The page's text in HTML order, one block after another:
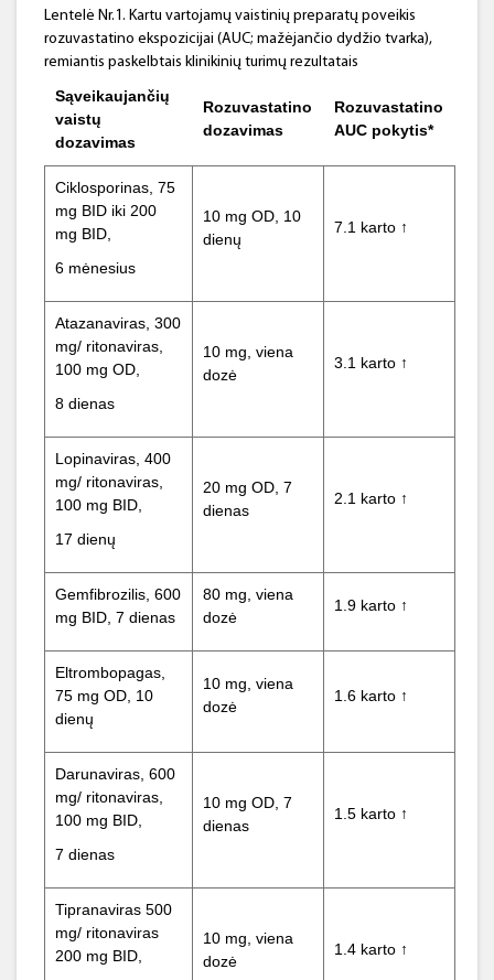
Lentelė Nr.1. Kartu vartojamų vaistinių preparatų poveikis
rozuvastatino ekspozicijai (AUC; mažėjančio dydžio tvarka),
remiantis paskelbtais klinikinių turimų rezultatais
Sąveikaujančių
vaistų
dozavimas
Rozuvastatino
dozavimas
Rozuvastatino
AUC pokytis*
Ciklosporinas, 75
mg BID iki 200
mg BID,
6 mėnesius
10 mg OD, 10
dienų
7.1 karto ↑
Atazanaviras, 300
mg/ ritonaviras,
100 mg OD,
8 dienas
10 mg, viena
dozė
3.1 karto ↑
Lopinaviras, 400
mg/ ritonaviras,
100 mg BID,
17 dienų
20 mg OD, 7
dienas
2.1 karto ↑
Gemfibrozilis, 600
mg BID, 7 dienas
80 mg, viena
dozė
1.9 karto ↑
Eltrombopagas,
75 mg OD, 10
dienų
10 mg, viena
dozė
1.6 karto ↑
Darunaviras, 600
mg/ ritonaviras,
100 mg BID,
7 dienas
10 mg OD, 7
dienas
1.5 karto ↑
Tipranaviras 500
mg/ ritonaviras
200 mg BID,
10 mg, viena
dozė
1.4 karto ↑